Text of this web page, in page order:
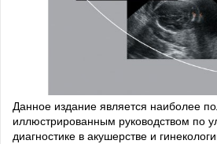
Данное издание является наиболее
иллюстрированным руководством по
диагностике в акушерстве и